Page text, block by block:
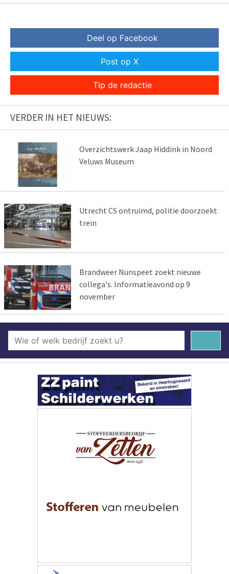
Deel op Facebook
Post op X
Tip de redactie
VERDER IN HET NIEUWS:
Overzichtswerk Jaap Hiddink in Noord
Veluws Museum
Utrecht CS ontruimd, politie doorzoekt
trein
Brandweer Nunspeet zoekt nieuwe
collega's. Informatieavond op 9
november